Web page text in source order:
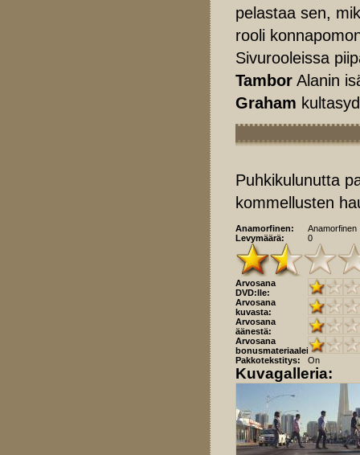
pelastaa sen,
rooli
Sivurooleissa
Tambor Alanin
Graham
Puhkikulunutta
kommellusten
Anamorfinen:
Anamorfinen
Levymäärä:
0
Arvosana
DVD:lle:
Arvosana
kuvasta:
Arvosana
äänestä:
Arvosana
bonusmateriaaleista:
Pakkotekstitys:
On
Kuvagalleria: